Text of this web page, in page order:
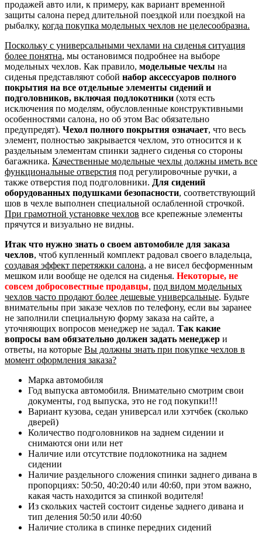
продажей авто или, к примеру, как вариант временной
защиты салона перед длительной поездкой или поездкой на
рыбалку, когда покупка модельных чехлов не целесообразна.
Поскольку с универсальными чехлами на сиденья ситуация
более понятна, мы остановимся подробнее на выборе
модельных чехлов. Как правило, модельные чехлы на
сиденья представляют собой набор аксессуаров полного
покрытия на все отдельные элементы сидений и
подголовников, включая подлокотники (хотя есть
исключения по моделям, обусловленные конструктивными
особенностями салона, но об этом Вас обязательно
предупредят). Чехол полного покрытия означает, что весь
элемент, полностью закрывается чехлом, это относится и к
раздельным элементам спинки заднего сиденья со стороны
багажника. Качественные модельные чехлы должны иметь все
функциональные отверстия под регулировочные ручки, а
также отверстия под подголовники. Для сидений
оборудованных подушками безопасности, соответствующий
шов в чехле выполнен специальной ослабленной строчкой.
При грамотной установке чехлов все крепежные элементы
прячутся и визуально не видны.
Итак что нужно знать о своем автомобиле для заказа
чехлов, чтоб купленный комплект радовал своего владельца,
создавая эффект перетяжки салона, а не висел бесформенным
мешком или вообще не оделся на сиденья. Некоторые, не
совсем добросовестные продавцы, под видом модельных
чехлов часто продают более дешевые универсальные. Будьте
внимательны при заказе чехлов по телефону, если вы заранее
не заполнили специальную форму заказа на сайте, а
уточняющих вопросов менеджер не задал. Так какие
вопросы вам обязательно должен задать менеджер и
ответы, на которые Вы должны знать при покупке чехлов в
момент оформления заказа?
Марка автомобиля
Год выпуска автомобиля. Внимательно смотрим свои
документы, год выпуска, это не год покупки!!!
Вариант кузова, седан универсал или хэтчбек (сколько
дверей)
Количество подголовников на заднем сидении и
снимаются они или нет
Наличие или отсутствие подлокотника на заднем
сидении
Наличие раздельного сложения спинки заднего дивана в
пропорциях: 50:50, 40:20:40 или 40:60, при этом важно,
какая часть находится за спинкой водителя!
Из скольких частей состоит сиденье заднего дивана и
тип деления 50:50 или 40:60
Наличие столика в спинке передних сидений